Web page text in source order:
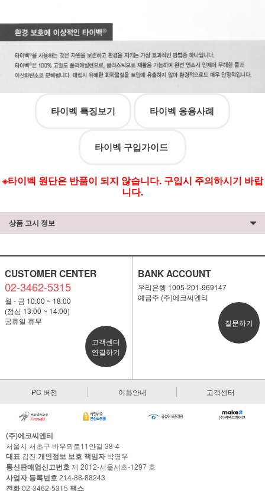
타이벡 특징보기 타이벡 응용사례
타이벡 구입가이드
※타이벡 원단은 반품이 되지 않습니다. 구입시 주의하시기 바랍
니다.
상품 고시 정보
CUSTOMER CENTER
02-3462-5315
월 - 금 10:00 ~ 18:00
(점심 13:00 ~ 14:00)
공휴일 휴무
고객센터
연결하기
BANK ACCOUNT
우리은행 1005-201-969147
예금주 (주)에코씨엔티
질문하기
PC 버전 이용안내 고객센터
(주)에코씨엔티
서울시 서초구 바우뫼로11안길 38-4
대표 김진 개인정보 보호 책임자박영우
통신판매업신고번호 제 2012-서울서초-1297 호
사업자 등록번호 214-88-88243
전화02-3462-5315 팩스